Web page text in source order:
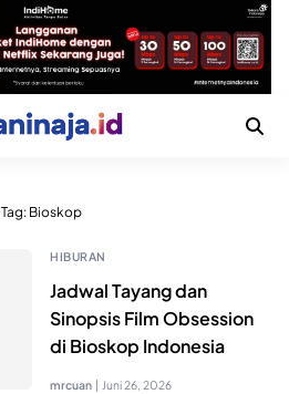
Tag: Bioskop
HIBURAN
Jadwal Tayang dan
Sinopsis Film Obsession
di Bioskop Indonesia
mrcuan | Juni 26, 2026